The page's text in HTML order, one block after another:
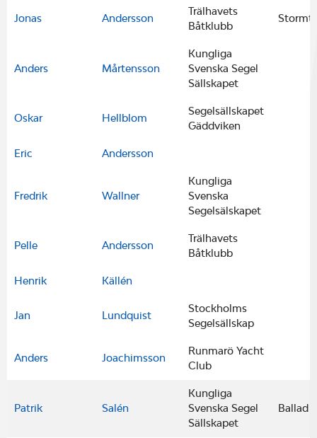
Jonas Andersson
Trälhavets
Båtklubb
Anders Mårtensson
Kungliga
Svenska Segel
Sällskapet
Oskar Hellblom
Segelsällskapet
Gäddviken
Eric Andersson
Fredrik Wallner
Kungliga
Svenska
Segelsälskapet
Pelle Andersson
Trälhavets
Båtklubb
Henrik Källén
Jan Lundquist
Stockholms
Segelsällskap
Anders Joachimsson
Runmarö Yacht
Club
Patrik Salén
Kungliga
Svenska Segel
Sällskapet
Ballad